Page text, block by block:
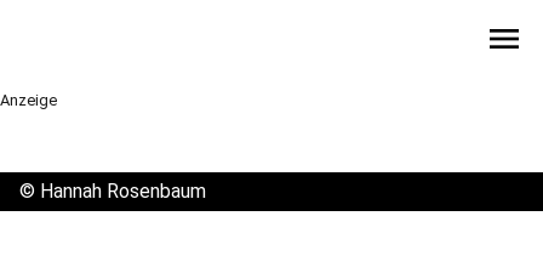
menu
Anzeige
© Hannah Rosenbaum